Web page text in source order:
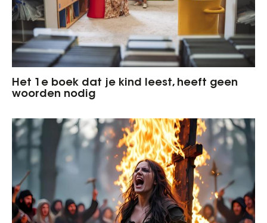
Het 1e boek dat je kind leest, heeft geen
woorden nodig